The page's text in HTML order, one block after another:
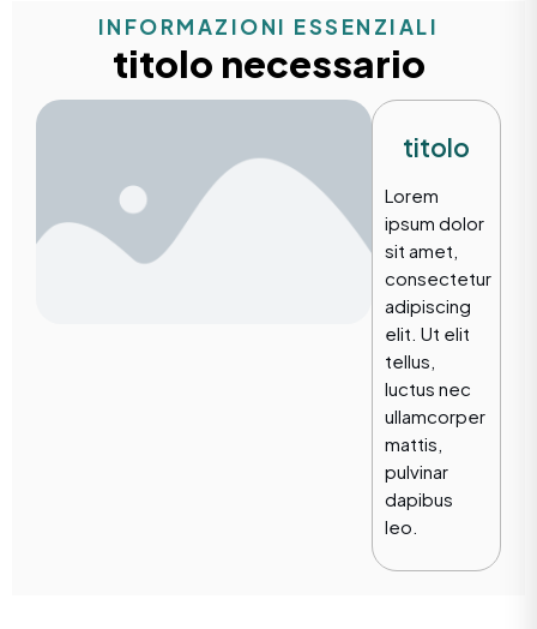
INFORMAZIONI ESSENZIALI
titolo necessario
titolo
Lorem
ipsum dolor
sit amet,
consectetur
adipiscing
elit. Ut elit
tellus,
luctus nec
ullamcorper
mattis,
pulvinar
dapibus
leo.